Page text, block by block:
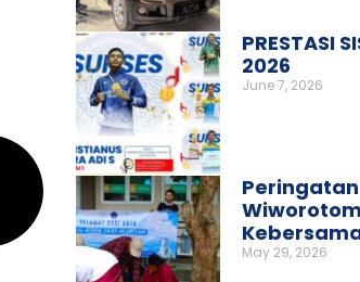
PRESTASI
2026
June 7, 2026
Peringatan
May 29, 2026